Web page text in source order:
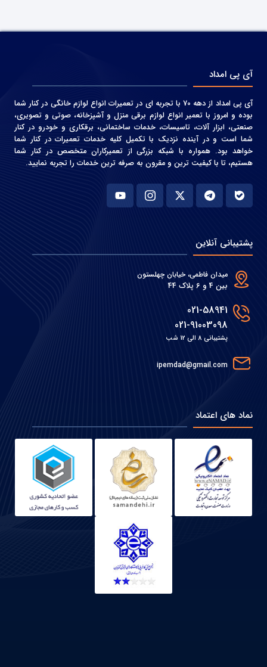
آی پی امداد
آی پی امداد از دهه 70 با تجربه ای در تعمیرات انواع لوازم خانگی در کنار شما
بوده و امروز با تعمیر انواع لوازم برقی منزل و آشپزخانه، صوتی و‌ تصویری،
صنعتی، ابزار آلات، تاسیسات، خدمات ساختمانی، برقکاری و خودرو در کنار
شما است و در آینده نزدیک با تکمیل کلیه خدمات تعمیرات در کنار شما
خواهد بود. همواره با شبکه بزرگی از تعمیرکاران متخصص در کنار شما
هستیم، تا با کیفیت ترین و مقرون به صرفه ترین خدمات را تجربه نمایید.
پشتیبانی آنلاین
میدان فاطمی، خیابان چهلستون
بین 4 و 6 پلاک 44
021-58941
021-91003098
پشتیبانی 8 الی 12 شب
ipemdad@gmail.com
نماد های اعتماد